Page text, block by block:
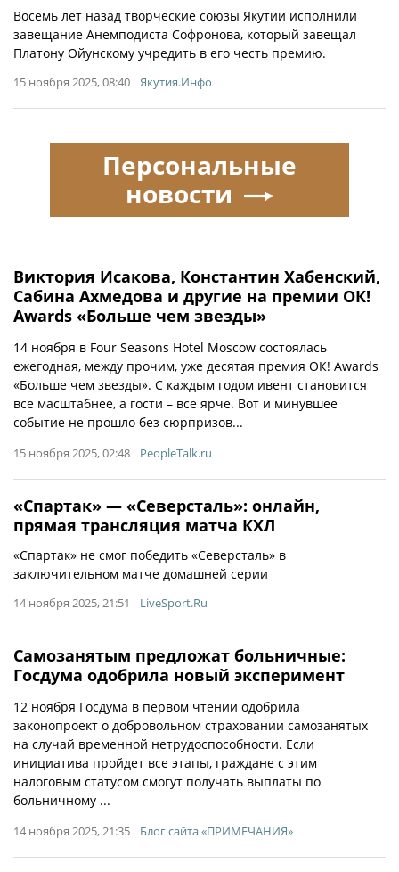
Восемь лет назад творческие союзы Якутии исполнили
завещание Анемподиста Софронова, который завещал
Платону Ойунскому учредить в его честь премию.
15 ноября 2025, 08:40 Якутия.Инфо
Виктория Исакова, Константин Хабенский,
Сабина Ахмедова и другие на премии ОК!
Awards «Больше чем звезды»
14 ноября в Four Seasons Hotel Moscow состоялась
ежегодная, между прочим, уже десятая премия ОК! Awards
«Больше чем звезды». С каждым годом ивент становится
все масштабнее, а гости – все ярче. Вот и минувшее
событие не прошло без сюрпризов...
15 ноября 2025, 02:48 PeopleTalk.ru
«Спартак» — «Северсталь»: онлайн,
прямая трансляция матча КХЛ
«Спартак» не смог победить «Северсталь» в
заключительном матче домашней серии
14 ноября 2025, 21:51 LiveSport.Ru
Самозанятым предложат больничные:
Госдума одобрила новый эксперимент
12 ноября Госдума в первом чтении одобрила
законопроект о добровольном страховании самозанятых
на случай временной нетрудоспособности. Если
инициатива пройдет все этапы, граждане с этим
налоговым статусом смогут получать выплаты по
больничному ...
14 ноября 2025, 21:35 Блог сайта «ПРИМЕЧАНИЯ»
Персональные
новости